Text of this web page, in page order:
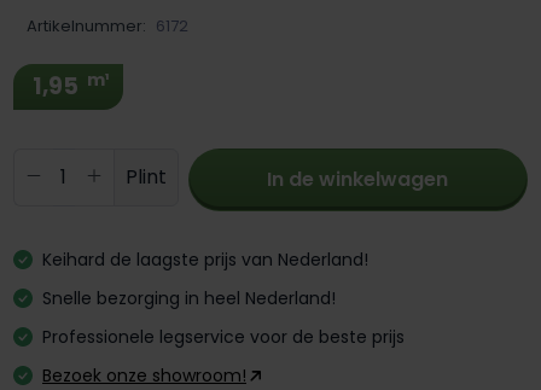
Artikelnummer: 6172
1,95 m¹
Producthoeveelheid: Voer de
Plint In de winkelwagen
Keihard de laagste prijs van Nederland!
Snelle bezorging in heel Nederland!
Professionele legservice voor de beste prijs
Bezoek onze showroom!